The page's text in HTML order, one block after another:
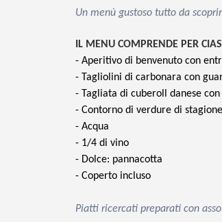
Un menù gustoso tutto da
IL MENU COMPRENDE PER
- Aperitivo di benvenuto con
- Tagliolini di carbonara con
- Tagliata di cuberoll danese
- Contorno di verdure di stagione
- Acqua
- 1/4 di vino
- Dolce: pannacotta
- Coperto incluso
Piatti ricercati preparati con